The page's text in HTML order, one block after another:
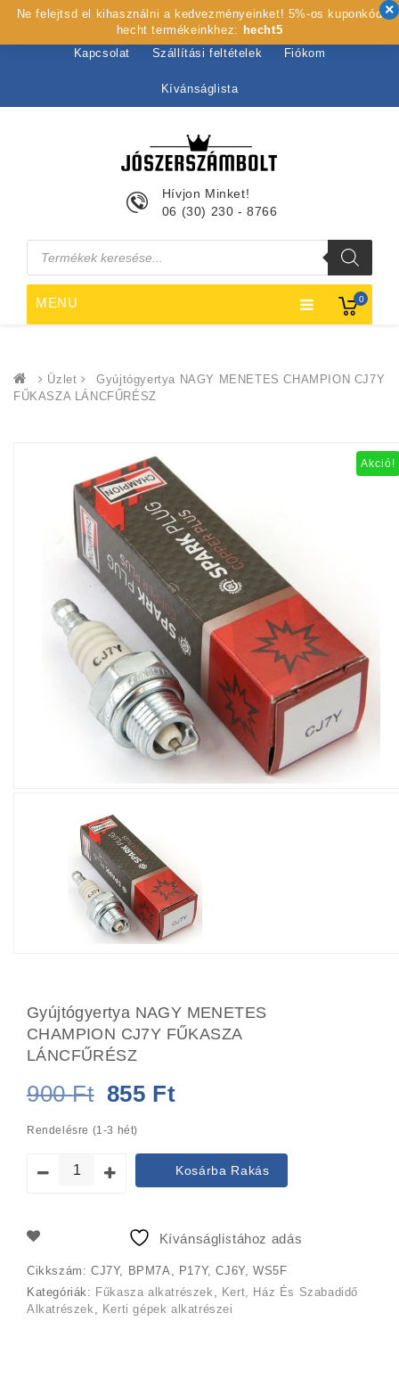
Kezdőlap Rólunk Webshop Szolgáltatások
Kapcsolat Szállítási feltételek Fiókom
Kívánságlista
0
Hívjon Minket!
06 (30) 230 - 8766
Products
search
MENU
Üzlet
Gyújtógyertya NAGY MENETES CHAMPION CJ7Y
FŰKASZA LÁNCFŰRÉSZ
Akció!
Gyújtógyertya NAGY MENETES
CHAMPION CJ7Y FŰKASZA
LÁNCFŰRÉSZ
900Ft Original
price
was:
900 Ft.
855 Ft
is:
855 Ft.
Rendelésre (1-3 hét)
Kosárba Rakás
Kívánságlistához adás
Cikkszám: CJ7Y, BPM7A, P17Y, CJ6Y, WS5F
Kategóriák: Fűkasza alkatrészek , Kert, Ház És Szabadidő
Alkatrészek , Kerti gépek alkatrészei
Ne felejtsd el kihasználni a kedvezményeinket! 5%-os kuponkód
hecht termékeinkhez: hecht5